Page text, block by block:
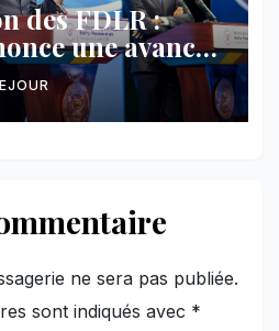
des FDLR :
une avancée
sa ligne
ne sera pas publiée.
sont indiqués avec *